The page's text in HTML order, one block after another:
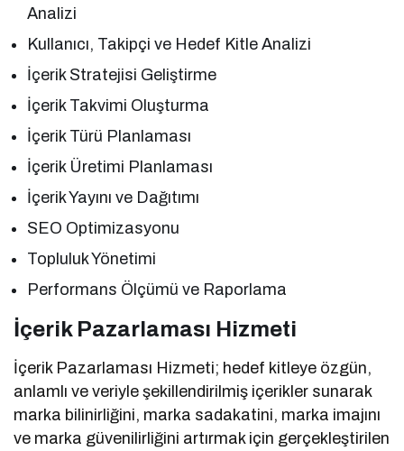
Analizi
Kullanıcı, Takipçi ve Hedef Kitle Analizi
İçerik Stratejisi Geliştirme
İçerik Takvimi Oluşturma
İçerik Türü Planlaması
İçerik Üretimi Planlaması
İçerik Yayını ve Dağıtımı
SEO Optimizasyonu
Topluluk Yönetimi
Performans Ölçümü ve Raporlama
İçerik Pazarlaması Hizmeti
İçerik Pazarlaması Hizmeti; hedef kitleye özgün,
anlamlı ve veriyle şekillendirilmiş içerikler sunarak
marka bilinirliğini, marka sadakatini, marka imajını
ve marka güvenilirliğini artırmak için gerçekleştirilen